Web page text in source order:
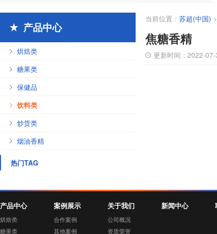
 产品中心
 烘焙类
 糖果类
 保健品
 饮料类
 炒货类
 烟油香精
热门TAG
当前位置： 苏超(中国)
焦糖香精
 更新时间： 2022-
产品中心
烘焙类
糖果类
案例展示
合作案例
其他案例
关于我们
公司概况
资质荣誉
新闻中心